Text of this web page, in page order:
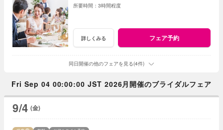
3時間程度
詳しくみる フェア予約
同日開催の他のフェアを見る(4件)
Fri Sep 04 00:00:00 JST 2026月開催のブライダルフェア
9/4 (金)